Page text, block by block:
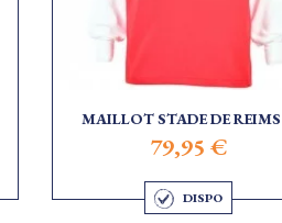
MAILLOT STADE DE
79,95 €
DISPO